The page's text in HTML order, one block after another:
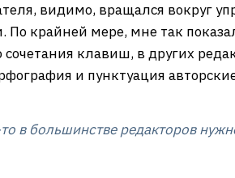
видимо, вращался вокруг
крайней мере, мне так
клавиш, в других
и пунктуация
в большинстве редакторов